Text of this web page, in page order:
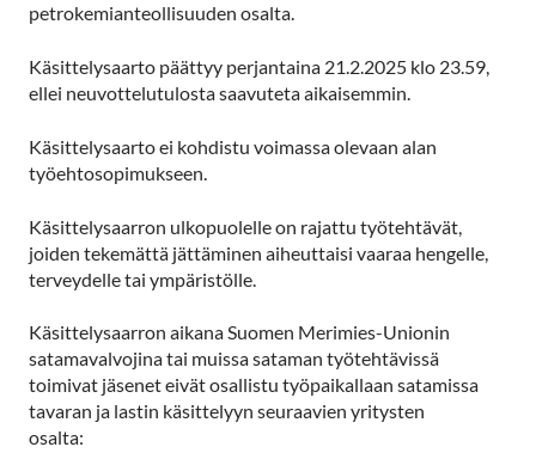
petrokemianteollisuuden osalta.
Käsittelysaarto päättyy perjantaina 21.2.2025 klo 23.59,
ellei neuvottelutulosta saavuteta aikaisemmin.
Käsittelysaarto ei kohdistu voimassa olevaan alan
työehtosopimukseen.
Käsittelysaarron ulkopuolelle on rajattu työtehtävät,
joiden tekemättä jättäminen aiheuttaisi vaaraa hengelle,
terveydelle tai ympäristölle.
Käsittelysaarron aikana Suomen Merimies-Unionin
satamavalvojina tai muissa sataman työtehtävissä
toimivat jäsenet eivät osallistu työpaikallaan satamissa
tavaran ja lastin käsittelyyn seuraavien yritysten
osalta: